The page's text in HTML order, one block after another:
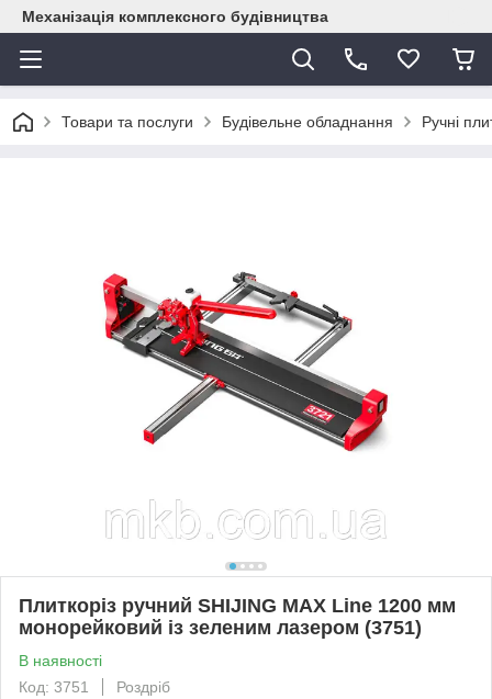
Механізація комплексного будівництва
Товари та послуги Будівельне обладнання Ручні
Плиткоріз ручний SHIJING MAX Line 1200 мм
монорейковий із зеленим лазером (3751)
В наявності
Код: 3751
Роздріб